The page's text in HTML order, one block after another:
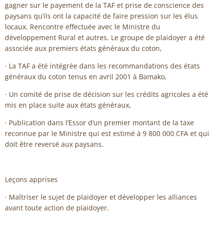
gagner sur le payement de la TAF et prise de conscience des
paysans qu’ils ont la capacité de faire pression sur les élus
locaux. Rencontre effectuée avec le Ministre du
développement Rural et autres. Le groupe de plaidoyer a été
associée aux premiers états généraux du coton,
· La TAF a été intégrée dans les recommandations des états
généraux du coton tenus en avril 2001 à Bamako,
· Un comité de prise de décision sur les crédits agricoles a été
mis en place suite aux états généraux,
· Publication dans l’Essor d’un premier montant de la taxe
reconnue par le Ministre qui est estimé à 9 800 000 CFA et qui
doit être reversé aux paysans.
Leçons apprises
· Maîtriser le sujet de plaidoyer et développer les alliances
avant toute action de plaidoyer.